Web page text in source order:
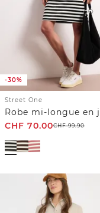
-30%
Street One
CHF 70.00CHF99.90